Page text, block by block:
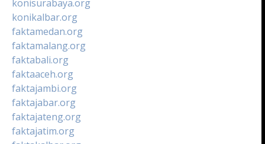
konisurabaya.org
konikalbar.org
faktamedan.org
faktamalang.org
faktabali.org
faktaaceh.org
faktajambi.org
faktajabar.org
faktajateng.org
faktajatim.org